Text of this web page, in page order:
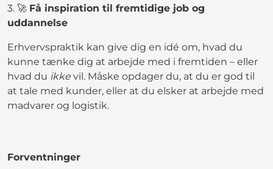
3. 🚀 Få inspiration til fremtidige job og
uddannelse
Erhvervspraktik kan give dig en idé om, hvad du
kunne tænke dig at arbejde med i fremtiden – eller
hvad du ikke vil. Måske opdager du, at du er god til
at tale med kunder, eller at du elsker at arbejde med
madvarer og logistik.
Forventninger